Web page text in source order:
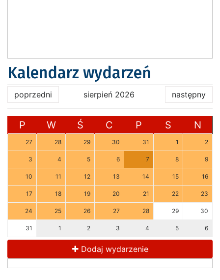
Kalendarz wydarzeń
poprzedni sierpień 2026 następny
P W Ś C P S N
27 28 29 30 31 1 2
3 4 5 6 7 8 9
10 11 12 13 14 15 16
17 18 19 20 21 22 23
24 25 26 27 28 29 30
31 1 2 3 4 5 6
Dodaj wydarzenie